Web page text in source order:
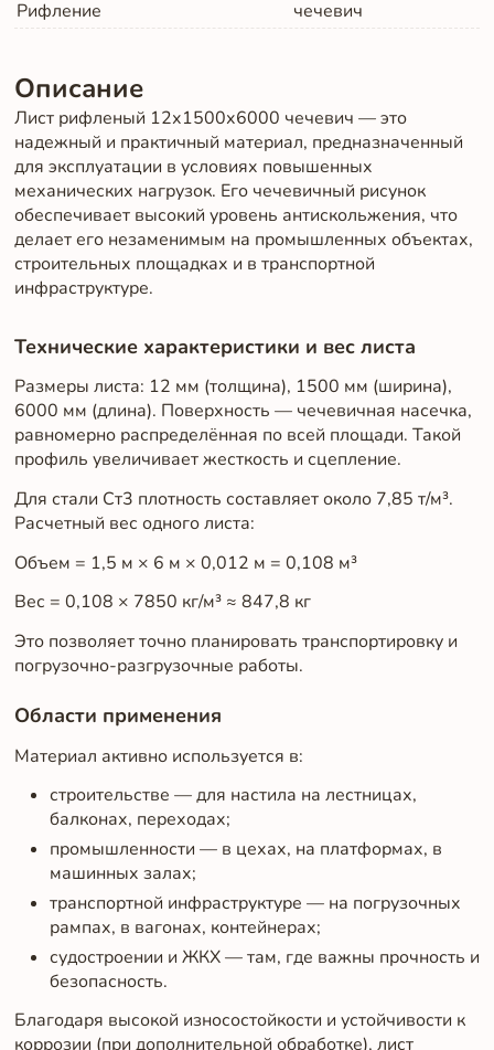
Рифление
чечевич
Описание
Лист рифленый 12х1500х6000 чечевич — это
надежный и практичный материал, предназначенный
для эксплуатации в условиях повышенных
механических нагрузок. Его чечевичный рисунок
обеспечивает высокий уровень антискольжения, что
делает его незаменимым на промышленных объектах,
строительных площадках и в транспортной
инфраструктуре.
Технические характеристики и вес листа
Размеры листа: 12 мм (толщина), 1500 мм (ширина),
6000 мм (длина). Поверхность — чечевичная насечка,
равномерно распределённая по всей площади. Такой
профиль увеличивает жесткость и сцепление.
Для стали Ст3 плотность составляет около 7,85 т/м³.
Расчетный вес одного листа:
Объем = 1,5 м × 6 м × 0,012 м = 0,108 м³
Вес = 0,108 × 7850 кг/м³ ≈ 847,8 кг
Это позволяет точно планировать транспортировку и
погрузочно-разгрузочные работы.
Области применения
Материал активно используется в:
строительстве — для настила на лестницах,
балконах, переходах;
промышленности — в цехах, на платформах, в
машинных залах;
транспортной инфраструктуре — на погрузочных
рампах, в вагонах, контейнерах;
судостроении и ЖКХ — там, где важны прочность и
безопасность.
Благодаря высокой износостойкости и устойчивости к
коррозии (при дополнительной обработке), лист